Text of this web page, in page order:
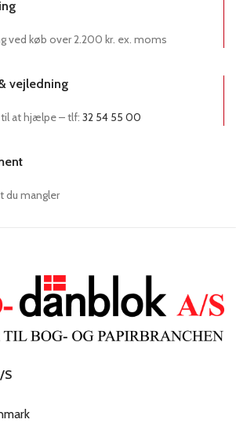
ved køb over 2.200 kr. ex. moms
vejledning
til at hjælpe – tlf: 32 54 55 00
du mangler
S